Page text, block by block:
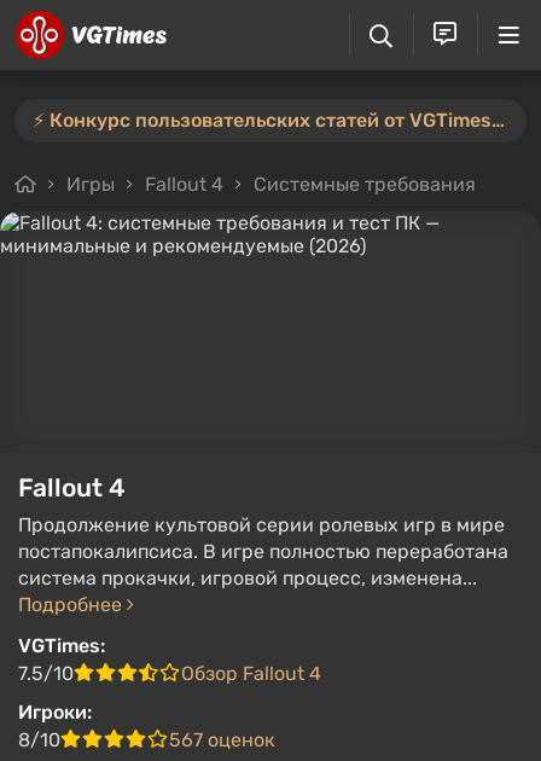
⚡️ Конкурс пользовательских статей от VGTimes продлён — участвуйте тут ⚡️
Игры Fallout 4 Системные требования
Fallout 4
Продолжение культовой серии ролевых игр в мире
постапокалипсиса. В игре полностью переработана
система прокачки, игровой процесс, изменена...
Подробнее
VGTimes:
7.5/10
Обзор Fallout 4
Игроки:
8/10
567 оценок